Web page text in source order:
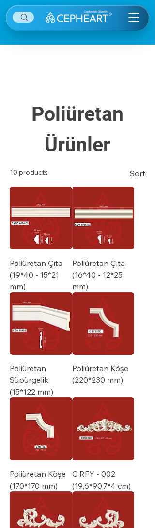
Poliüretan
Ürünler
10 products Sort
Poliüretan Çıta
(19*40 - 15*21
mm)
Poliüretan Çıta
(16*40 - 12*25
mm)
Poliüretan
Süpürgelik
(15*122 mm)
Poliüretan Köşe
(220*230 mm)
Poliüretan Köşe
(170*170 mm)
C RFY - 002
(19,6*90,7*4 cm)